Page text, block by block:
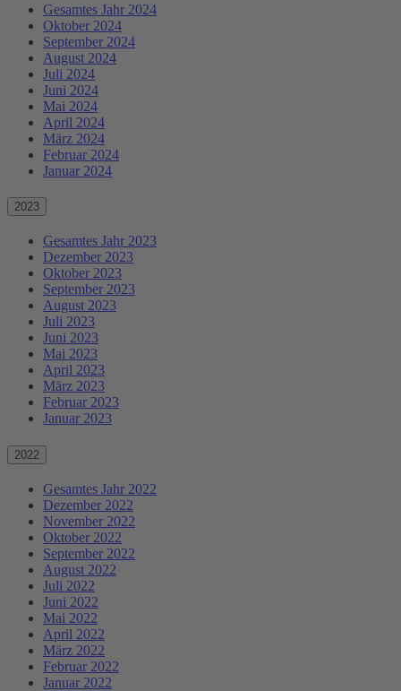
Gesamtes Jahr 2024
Oktober 2024
September 2024
August 2024
Juli 2024
Juni 2024
Mai 2024
April 2024
März 2024
Februar 2024
Januar 2024
2023
Gesamtes Jahr 2023
Dezember 2023
Oktober 2023
September 2023
August 2023
Juli 2023
Juni 2023
Mai 2023
April 2023
März 2023
Februar 2023
Januar 2023
2022
Gesamtes Jahr 2022
Dezember 2022
November 2022
Oktober 2022
September 2022
August 2022
Juli 2022
Juni 2022
Mai 2022
April 2022
März 2022
Februar 2022
Januar 2022